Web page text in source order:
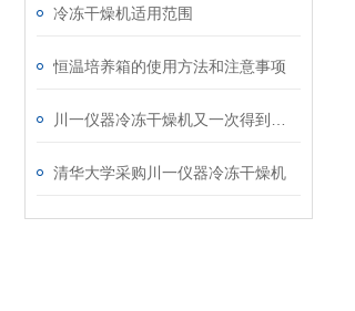
冷冻干燥机适用范围
恒温培养箱的使用方法和注意事项
清华大学采购川一仪器冷冻干燥机